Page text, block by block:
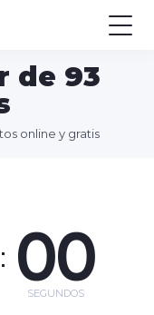
de 93
online y gratis
: 00
SEGUNDOS